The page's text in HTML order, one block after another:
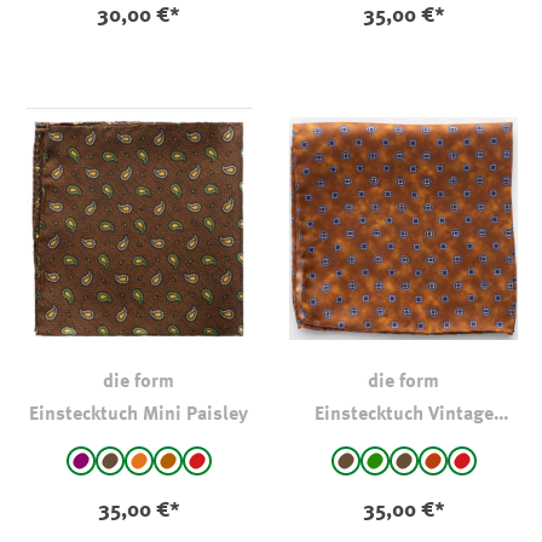
30,00 €* 35,00 €*
die form
Einstecktuch Mini Paisley
Farbeauswählen
Magenta
(Diese Option ist zurzeit nicht verfügbar.)
braun
(Diese Option ist zurzeit nicht verfügbar.)
orangebraun - gemustert
rot
(Diese Option ist zurzeit nicht verfügbar.)
35,00 €*
die form
Einstecktuch Vintage
Farbeauswählen
braun - geblümt
grünbraun
(Diese Option ist
rostrot
35,00 €*